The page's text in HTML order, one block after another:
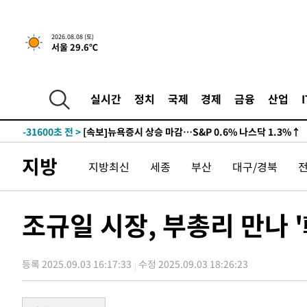
2026.08.08 (토)
서울 29.6℃
실시간 정치 국제 경제 금융 산업
-31600초 전 > [속보]뉴욕증시 상승 마감…S&P 0.6% 나스닥 1.3%↑
지방 지방최신 세종 부산 대구/경북
조규일 시장, 부총리 만나
등록 2025.09.03 16:17:33 수정 2025.09.03 18:26:23